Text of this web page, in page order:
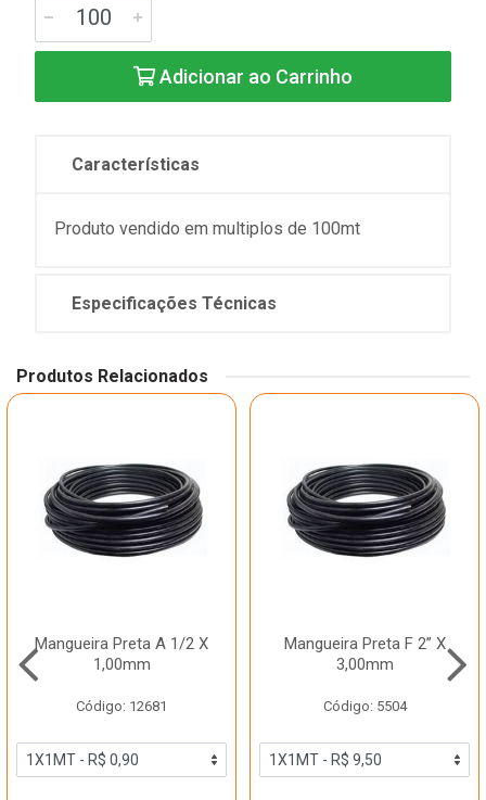
Adicionar ao Carrinho
Características
Produto vendido em multiplos de 100mt
Especificações Técnicas
Produtos Relacionados
Mangueira Preta A 1/2 X
1,00mm
Código: 12681
Mangueira Preta F 2” X
3,00mm
Código: 5504